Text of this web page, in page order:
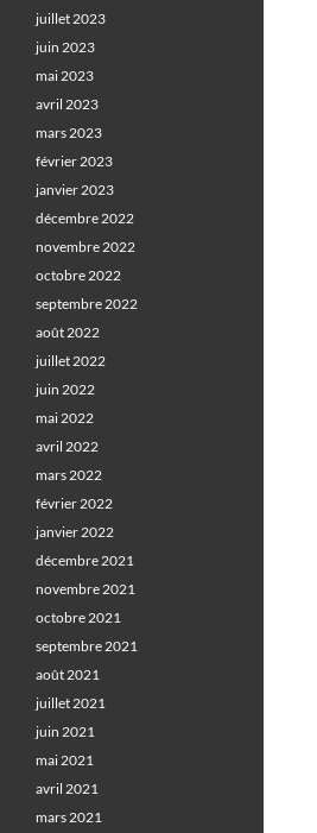
juillet 2023
juin 2023
mai 2023
avril 2023
mars 2023
février 2023
janvier 2023
décembre 2022
novembre 2022
octobre 2022
septembre 2022
août 2022
juillet 2022
juin 2022
mai 2022
avril 2022
mars 2022
février 2022
janvier 2022
décembre 2021
novembre 2021
octobre 2021
septembre 2021
août 2021
juillet 2021
juin 2021
mai 2021
avril 2021
mars 2021